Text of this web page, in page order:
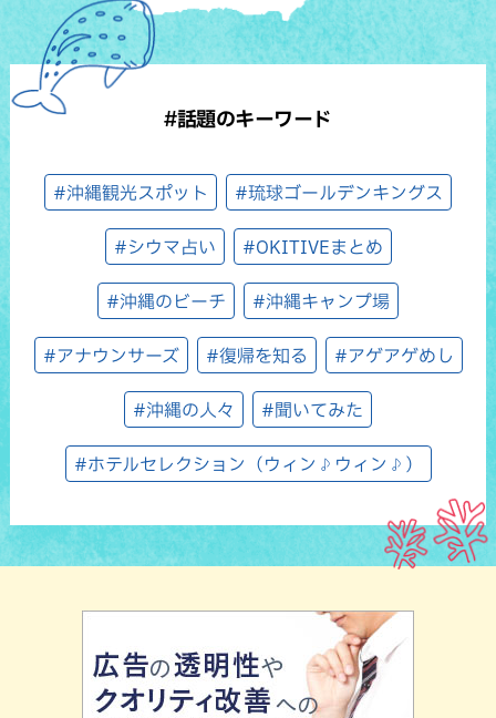
#話題のキーワード
#沖縄観光スポット #琉球ゴールデンキングス
#シウマ占い #OKITIVEまとめ
#沖縄のビーチ #沖縄キャンプ場
#アナウンサーズ #復帰を知る #アゲアゲめし
#沖縄の人々 #聞いてみた
#ホテルセレクション（ウィン♪ウィン♪）